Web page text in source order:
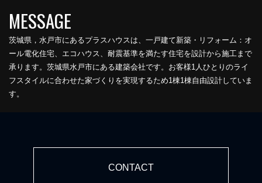
茨城県，水戸市にあるプラスハウスは、一戸建て新築・リフォーム：オ
ール電化住宅、エコハウス、耐震基準を満たす住宅を設計から施工まで
承ります。茨城県水戸市にある建築会社です。お客様1人ひとりのライ
フスタイルに合わせた家づくりを実現するため1棟1棟自由設計していま
す。
CONTACT